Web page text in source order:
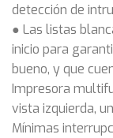
detección de
● Las listas
inicio para
bueno, y que
Impresora
vista izquierda,
Mínimas